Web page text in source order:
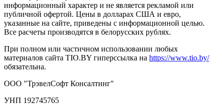
информационный характер и не является рекламой или
публичной офертой. Цены в долларах США и евро,
указанные на сайте, приведены с информационной целью.
Все расчеты производятся в белорусских рублях.
При полном или частичном использовании любых
материалов сайта TIO.BY гиперссылка на https://www.tio.by/
обязательна.
ООО "ТрэвелСофт Консалтинг"
УНП 192745765